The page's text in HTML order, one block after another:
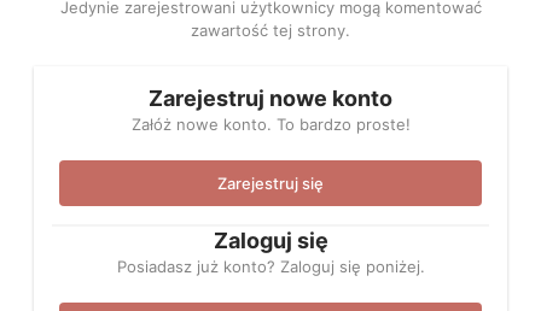
Jedynie zarejestrowani użytkownicy mogą komentować
zawartość tej strony.
Zarejestruj nowe konto
Załóż nowe konto. To bardzo proste!
Zarejestruj się
Zaloguj się
Posiadasz już konto? Zaloguj się poniżej.